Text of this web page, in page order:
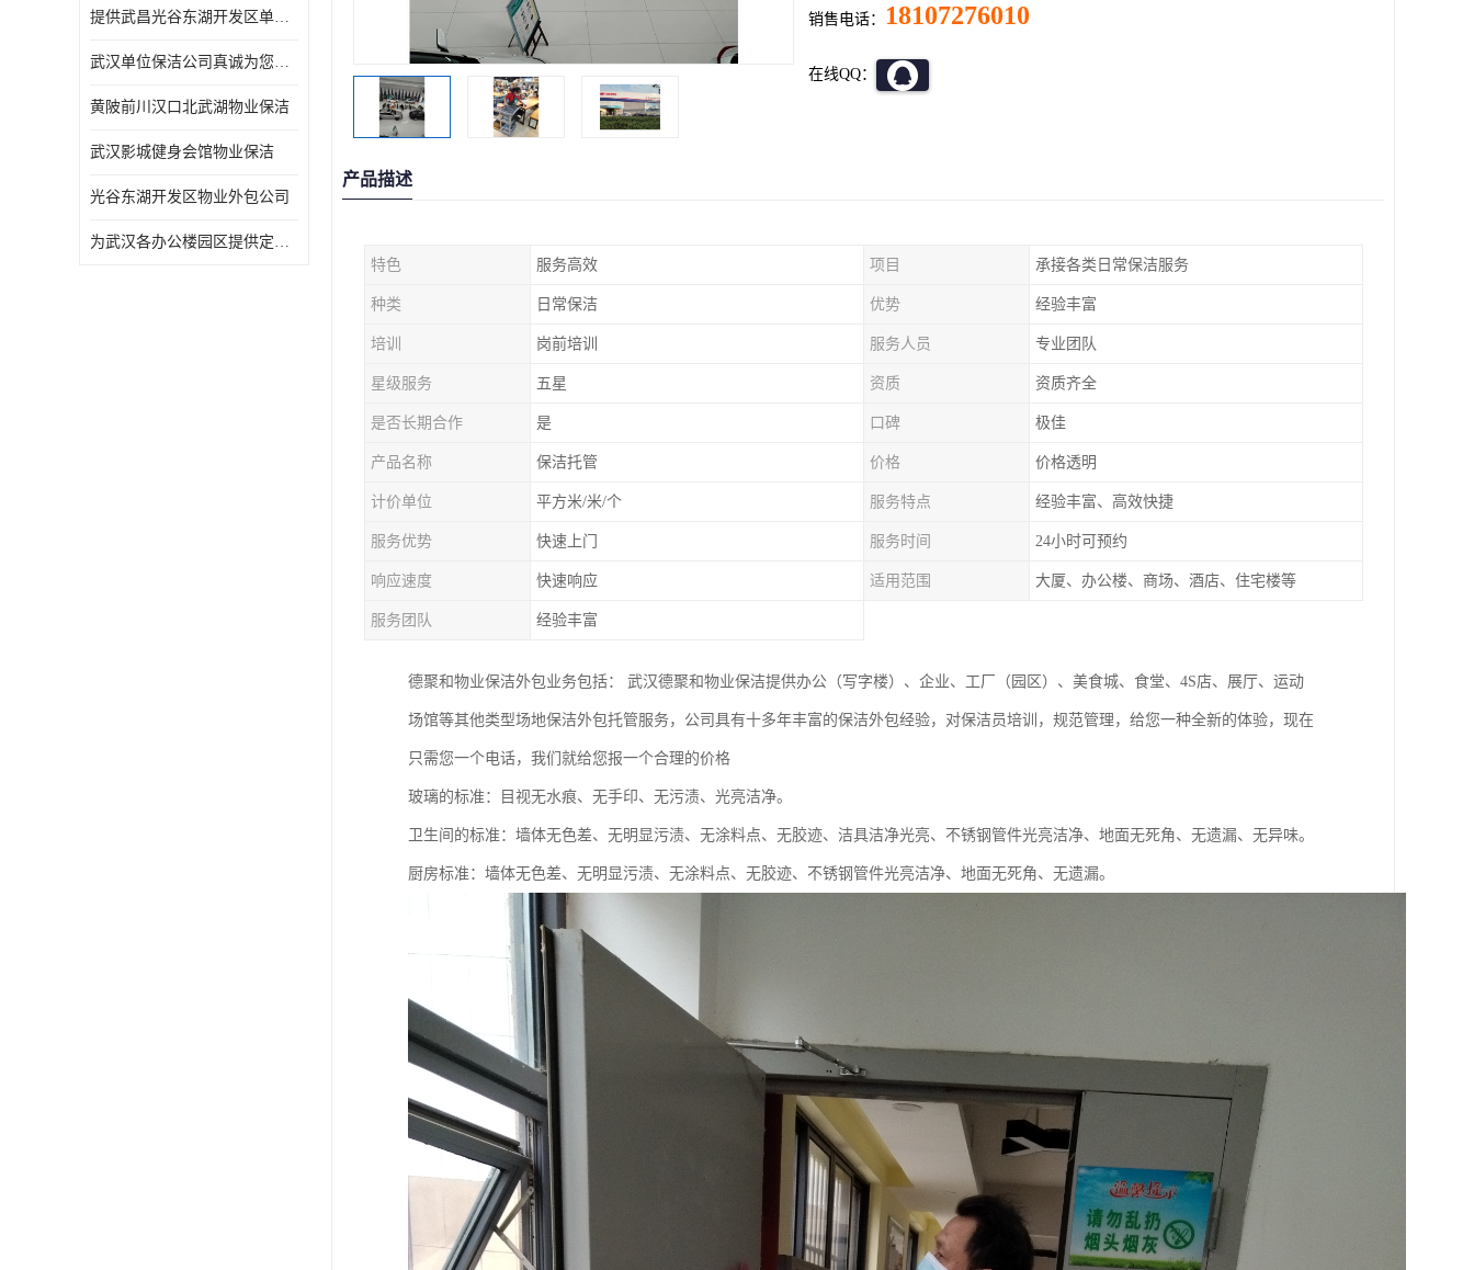
提供武昌光谷东湖开发区单位保洁
武汉单位保洁公司真诚为您服务
黄陂前川汉口北武湖物业保洁
武汉影城健身会馆物业保洁
光谷东湖开发区物业外包公司
为武汉各办公楼园区提供定点保洁服务
销售电话： 18107276010
在线QQ：
产品描述
特色 服务高效 项目 承接各类日常保洁服务
种类 日常保洁 优势 经验丰富
培训 岗前培训 服务人员 专业团队
星级服务 五星 资质 资质齐全
是否长期合作 是 口碑 极佳
产品名称 保洁托管 价格 价格透明
计价单位 平方米/米/个 服务特点 经验丰富、高效快捷
服务优势 快速上门 服务时间 24小时可预约
响应速度 快速响应 适用范围 大厦、办公楼、商场、酒店、住宅楼等
服务团队 经验丰富
德聚和物业保洁外包业务包括： 武汉德聚和物业保洁提供办公（写字楼）、企业、工厂（园区）、美食城、食堂、4S店、展厅、运动
场馆等其他类型场地保洁外包托管服务，公司具有十多年丰富的保洁外包经验，对保洁员培训，规范管理，给您一种全新的体验，现在
只需您一个电话，我们就给您报一个合理的价格
玻璃的标准：目视无水痕、无手印、无污渍、光亮洁净。
卫生间的标准：墙体无色差、无明显污渍、无涂料点、无胶迹、洁具洁净光亮、不锈钢管件光亮洁净、地面无死角、无遗漏、无异味。
厨房标准：墙体无色差、无明显污渍、无涂料点、无胶迹、不锈钢管件光亮洁净、地面无死角、无遗漏。